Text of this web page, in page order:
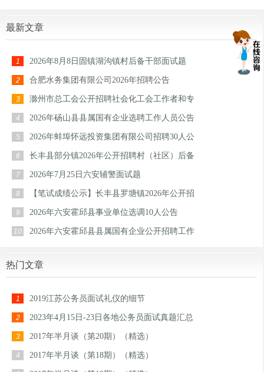
最新文章
1 2026年8月8日固镇湖沟镇村后备干部面试题
2 合肥水务集团有限公司2026年招聘公告
3 滁州市总工会公开招聘社会化工会工作者和专
4 2026年砀山县县属国有企业选聘工作人员公告
5 2026年蚌埠怀远投资集团有限公司招聘30人公
6 长丰县部分镇2026年公开招聘村（社区）后备
7 2026年7月25日六安辅警面试题
8 【笔试成绩公示】长丰县罗塘镇2026年公开招
9 2026年六安霍邱县事业单位选调10人公告
10 2026年六安霍邱县县属国有企业公开招聘工作
热门文章
1 2019江苏公务员面试礼仪的细节
2 2023年4月15日-23日各地公务员面试真题汇总
3 2017年半月谈（第20期）（精选）
4 2017年半月谈（第18期）（精选）